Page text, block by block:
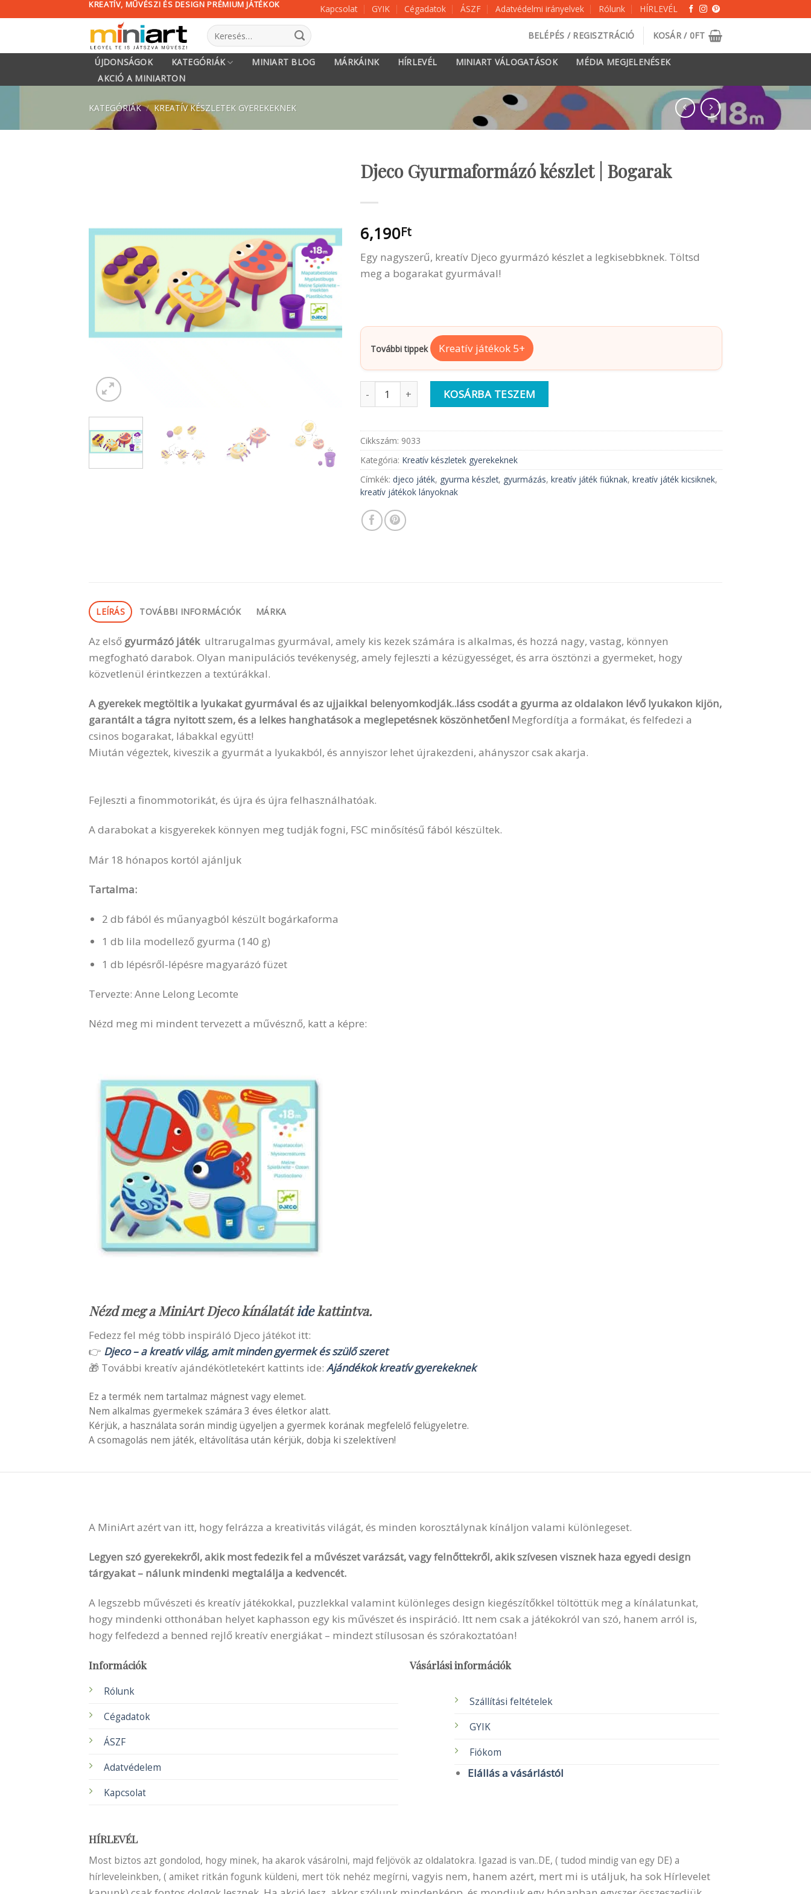
KREATÍV, MŰVÉSZI ÉS DESIGN PRÉMIUM JÁTÉKOK Kapcsolat GYIK Cégadatok ÁSZF Adatvédelmi irányelvek Rólunk HÍRLEVÉL
Keresés
a
következőre:
BELÉPÉS / REGISZTRÁCIÓ KOSÁR / 0FT
ÚJDONSÁGOK KATEGÓRIÁK MINIART BLOG MÁRKÁINK HÍRLEVÉL MINIART VÁLOGATÁSOK
MÉDIA MEGJELENÉSEK
AKCIÓ A MINIARTON
KATEGÓRIÁK / KREATÍV KÉSZLETEK GYEREKEKNEK
Djeco Gyurmaformázó készlet | Bogarak
6,190Ft
Egy nagyszerű, kreatív Djeco gyurmázó készlet a legkisebbknek. Töltsd
meg a bogarakat gyurmával!
További tippek Kreatív játékok 5+
Djeco Gyurmaformázó készlet | Bogarak mennyiség
KOSÁRBA TESZEM
Cikkszám: 9033
Kategória: Kreatív készletek gyerekeknek
Címkék: djeco játék, gyurma készlet, gyurmázás, kreatív játék fiúknak, kreatív játék kicsiknek,
kreatív játékok lányoknak
LEÍRÁS TOVÁBBI INFORMÁCIÓK MÁRKA
Az első gyurmázó játék ultrarugalmas gyurmával, amely kis kezek számára is alkalmas, és hozzá nagy, vastag, könnyen
megfogható darabok. Olyan manipulációs tevékenység, amely fejleszti a kézügyességet, és arra ösztönzi a gyermeket, hogy
közvetlenül érintkezzen a textúrákkal.
A gyerekek megtöltik a lyukakat gyurmával és az ujjaikkal belenyomkodják..láss csodát a gyurma az oldalakon lévő lyukakon kijön,
garantált a tágra nyitott szem, és a lelkes hanghatások a meglepetésnek köszönhetően! Megfordítja a formákat, és felfedezi a
csinos bogarakat, lábakkal együtt!
Miután végeztek, kiveszik a gyurmát a lyukakból, és annyiszor lehet újrakezdeni, ahányszor csak akarja.
Fejleszti a finommotorikát, és újra és újra felhasználhatóak.
A darabokat a kisgyerekek könnyen meg tudják fogni, FSC minősítésű fából készültek.
Már 18 hónapos kortól ajánljuk
Tartalma:
2 db fából és műanyagból készült bogárkaforma
1 db lila modellező gyurma (140 g)
1 db lépésről-lépésre magyarázó füzet
Tervezte: Anne Lelong Lecomte
Nézd meg mi mindent tervezett a művésznő, katt a képre:
Nézd meg a MiniArt Djeco kínálatátidekattintva.
Fedezz fel még több inspiráló Djeco játékot itt:
👉 Djeco – a kreatív világ, amit minden gyermek és szülő szeret
🎁 További kreatív ajándékötletekért kattints ide: Ajándékok kreatív gyerekeknek
Ez a termék nem tartalmaz mágnest vagy elemet.
Nem alkalmas gyermekek számára 3 éves életkor alatt.
Kérjük, a használata során mindig ügyeljen a gyermek korának megfelelő felügyeletre.
A csomagolás nem játék, eltávolítása után kérjük, dobja ki szelektíven!
A MiniArt azért van itt, hogy felrázza a kreativitás világát, és minden korosztálynak kínáljon valami különlegeset.
Legyen szó gyerekekről, akik most fedezik fel a művészet varázsát, vagy felnőttekről, akik szívesen visznek haza egyedi design
tárgyakat – nálunk mindenki megtalálja a kedvencét.
A legszebb művészeti és kreatív játékokkal, puzzlekkal valamint különleges design kiegészítőkkel töltöttük meg a kínálatunkat,
hogy mindenki otthonában helyet kaphasson egy kis művészet és inspiráció. Itt nem csak a játékokról van szó, hanem arról is,
hogy felfedezd a benned rejlő kreatív energiákat – mindezt stílusosan és szórakoztatóan!
Információk
Rólunk
Cégadatok
ÁSZF
Adatvédelem
Kapcsolat
Vásárlási információk
Szállítási feltételek
GYIK
Fiókom
Elállás a vásárlástól
HÍRLEVÉL
Most biztos azt gondolod, hogy minek, ha akarok vásárolni, majd feljövök az oldalatokra. Igazad is van..DE, ( tudod mindig van egy DE) a
hírleveleinkben, ( amiket ritkán fogunk küldeni, mert tök nehéz megírni, vagyis nem, hanem azért, mert mi is utáljuk, ha sok Hírlevelet